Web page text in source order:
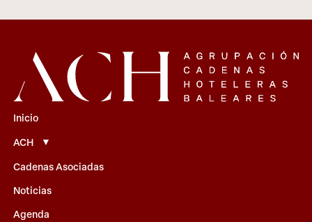
Inicio
ACH
Cadenas Asociadas
Noticias
Agenda